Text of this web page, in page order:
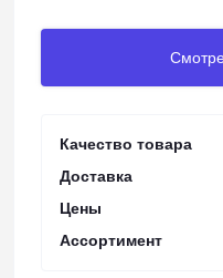
Качество товара
Доставка
Цены
Ассортимент